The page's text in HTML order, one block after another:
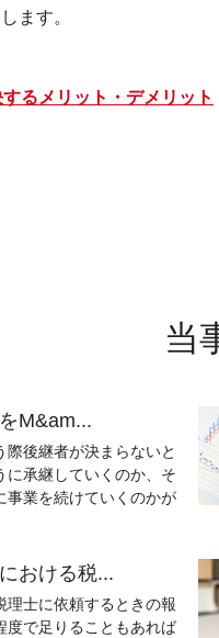
ます。
るメリット・デメリット
当
M&am...
際後継者が決まらないと
に承継していくのか、そ
事業を続けていくのかが
おける税...
理士に依頼するときの報
度で足りることもあれば